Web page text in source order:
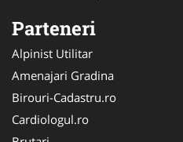
Parteneri
Alpinist Utilitar
Amenajari Gradina
Birouri-Cadastru.ro
Cardiologul.ro